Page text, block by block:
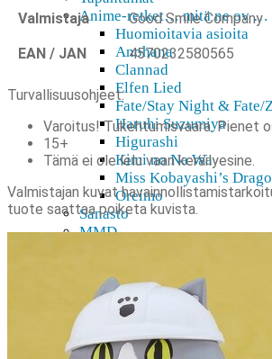
Anime-retket… mitä ne ov …
Huomioitavia asioita
Anohana
Clannad
Elfen Lied
Fate/Stay Night & Fate/
Haruhi Suzumiya
Higurashi
Kimi no Na Wa
Miss Kobayashi’s
Oreimo
Sanasto
MMD
Shoppailua Akibassa
Ota yhteyttä
Usein Kysyttyä
Lisätietoja
Valmistaja Good Smile Company
EAN / JAN 4570232580565
Turvallisuusohjeet:
Varoitus! Tukehtumisvaara. Pienet
15+
Tämä ei ole lelu vaan keräilyesine.
Valmistajan kuvat
tuote saattaa poiketa kuvista.